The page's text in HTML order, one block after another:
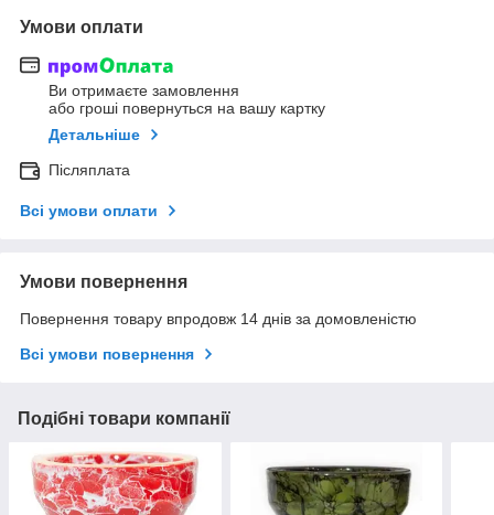
Умови оплати
Ви отримаєте замовлення
або гроші повернуться на вашу картку
Детальніше
Післяплата
Всі умови оплати
Умови повернення
Повернення товару впродовж 14 днів за домовленістю
Всі умови повернення
Подібні товари компанії